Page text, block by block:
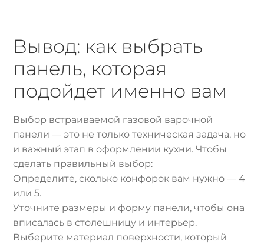
Вывод: как выбрать
панель, которая
подойдет именно вам
Выбор встраиваемой газовой варочной
панели — это не только техническая задача, но
и важный этап в оформлении кухни. Чтобы
сделать правильный выбор:
Определите, сколько конфорок вам нужно — 4
или 5.
Уточните размеры и форму панели, чтобы она
вписалась в столешницу и интерьер.
Выберите материал поверхности, который